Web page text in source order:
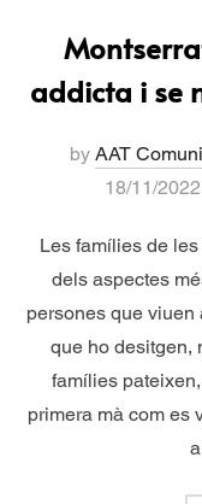
addicta i se
by AAT
18/11/2022
Les famílies de
dels aspectes
persones que viuen
que ho desitgen,
famílies
primera mà com es